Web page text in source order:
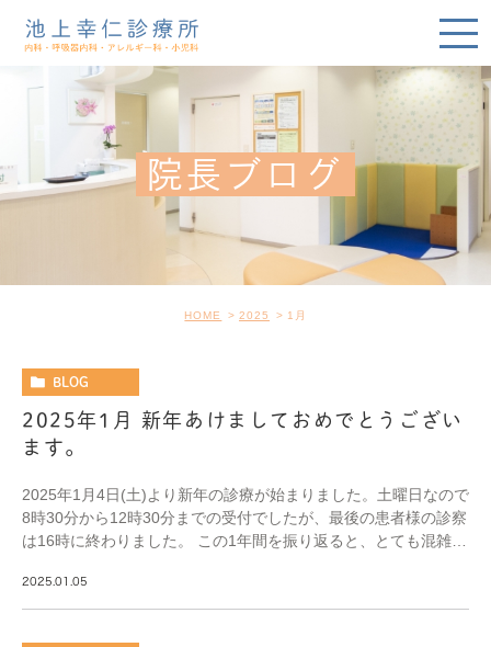
院長ブログ
HOME 2025 1月
BLOG
2025年1月 新年あけましておめでとうござい
ます。
2025年1月4日(土)より新年の診療が始まりました。土曜日なので
8時30分から12時30分までの受付でしたが、最後の患者様の診察
は16時に終わりました。 この1年間を振り返ると、とても混雑す
2025.01.05